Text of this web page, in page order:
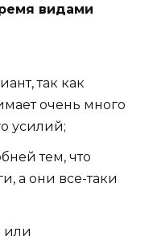
видами
так как
очень много
усилий;
тем, что
а они все-таки
или